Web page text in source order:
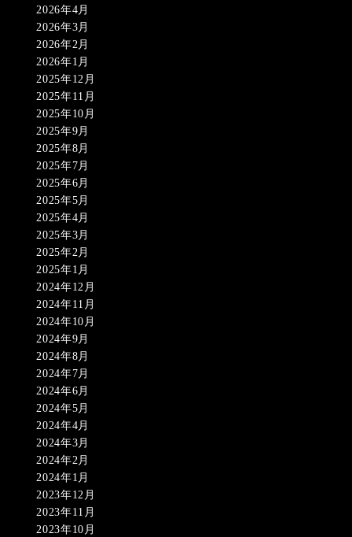
2026年4月
2026年3月
2026年2月
2026年1月
2025年12月
2025年11月
2025年10月
2025年9月
2025年8月
2025年7月
2025年6月
2025年5月
2025年4月
2025年3月
2025年2月
2025年1月
2024年12月
2024年11月
2024年10月
2024年9月
2024年8月
2024年7月
2024年6月
2024年5月
2024年4月
2024年3月
2024年2月
2024年1月
2023年12月
2023年11月
2023年10月